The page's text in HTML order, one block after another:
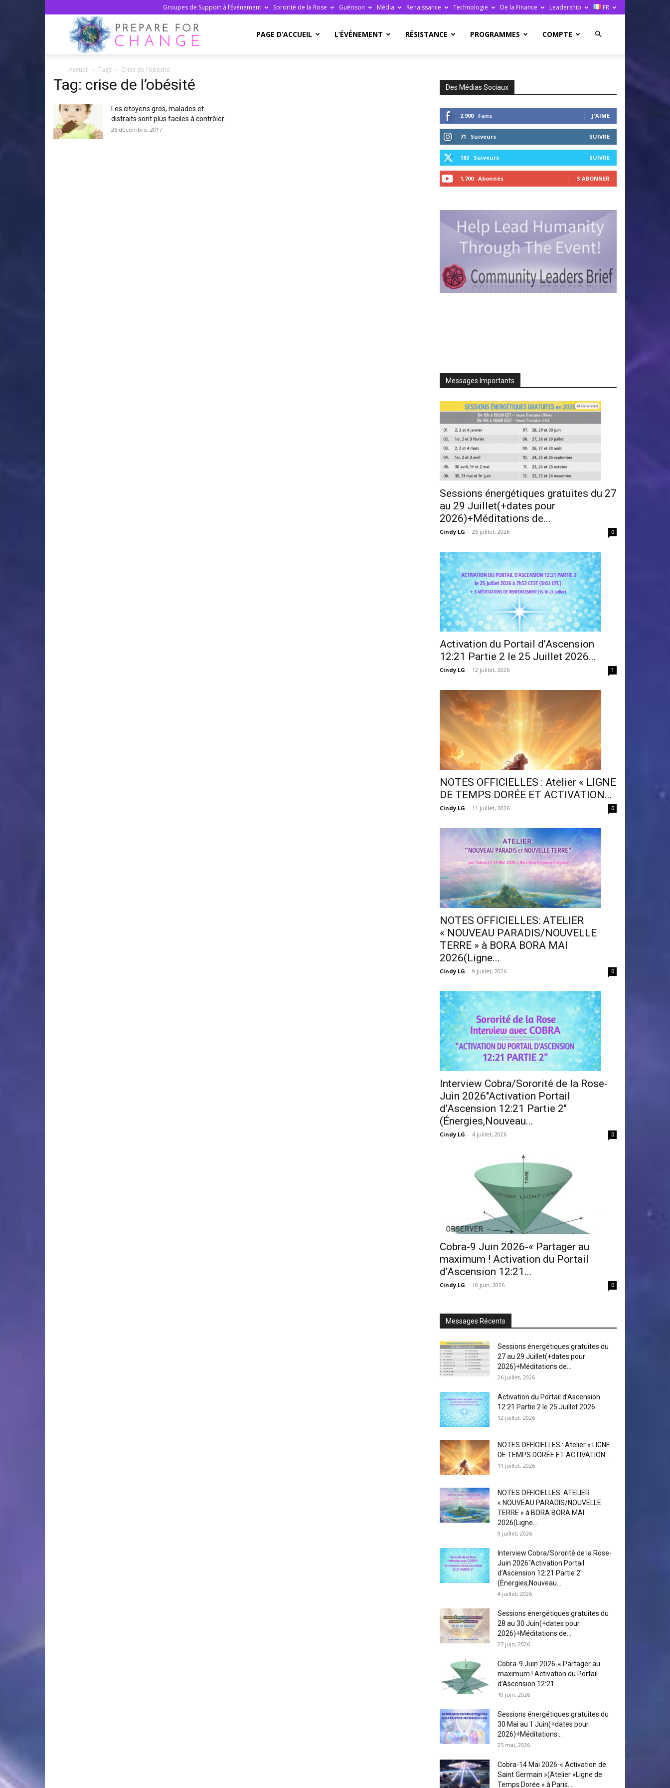
Groupes de Support à l’Événement Sororité de la Rose Guérison Média Renaissance Technologie De la Finance Leadership FR
Change
PAGE D’ACCUEIL L’ÉVÉNEMENT RÉSISTANCE PROGRAMMES COMPTE
Accueil Tags Crise de l’obésité
Tag: crise de l’obésité
Les citoyens gros, malades et
distraits sont plus faciles à contrôler...
26 décembre, 2017
Des Médias Sociaux
2,900 Fans J'AIME
71 Suiveurs SUIVRE
183 Suiveurs SUIVRE
1,700 Abonnés S'ABONNER
Messages Importants
Sessions énergétiques gratuites du 27
au 29 Juillet(+dates pour
2026)+Méditations de...
Cindy LG - 26 juillet, 2026 0
Activation du Portail d’Ascension
12:21 Partie 2 le 25 Juillet 2026...
Cindy LG - 12 juillet, 2026 1
NOTES OFFICIELLES : Atelier « LIGNE
DE TEMPS DORÉE ET ACTIVATION...
Cindy LG - 11 juillet, 2026 0
NOTES OFFICIELLES: ATELIER
« NOUVEAU PARADIS/NOUVELLE
TERRE » à BORA BORA MAI
2026(Ligne...
Cindy LG - 9 juillet, 2026 0
Interview Cobra/Sororité de la Rose-
Juin 2026″Activation Portail
d’Ascension 12:21 Partie 2″
(Énergies,Nouveau...
Cindy LG - 4 juillet, 2026 0
Cobra-9 Juin 2026-« Partager au
maximum ! Activation du Portail
d’Ascension 12:21...
Cindy LG - 10 juin, 2026 0
Messages Récents
Sessions énergétiques gratuites du
27 au 29 Juillet(+dates pour
2026)+Méditations de...
26 juillet, 2026
Activation du Portail d’Ascension
12:21 Partie 2 le 25 Juillet 2026...
12 juillet, 2026
NOTES OFFICIELLES : Atelier « LIGNE
DE TEMPS DORÉE ET ACTIVATION...
11 juillet, 2026
NOTES OFFICIELLES: ATELIER
« NOUVEAU PARADIS/NOUVELLE
TERRE » à BORA BORA MAI
2026(Ligne...
9 juillet, 2026
Interview Cobra/Sororité de la Rose-
Juin 2026″Activation Portail
d’Ascension 12:21 Partie 2″
(Énergies,Nouveau...
4 juillet, 2026
Sessions énergétiques gratuites du
28 au 30 Juin(+dates pour
2026)+Méditations de...
27 juin, 2026
Cobra-9 Juin 2026-« Partager au
maximum ! Activation du Portail
d’Ascension 12:21...
10 juin, 2026
Sessions énergétiques gratuites du
30 Mai au 1 Juin(+dates pour
2026)+Méditations...
25 mai, 2026
Cobra-14 Mai 2026-« Activation de
Saint Germain »(Atelier »Ligne de
Temps Dorée » à Paris...